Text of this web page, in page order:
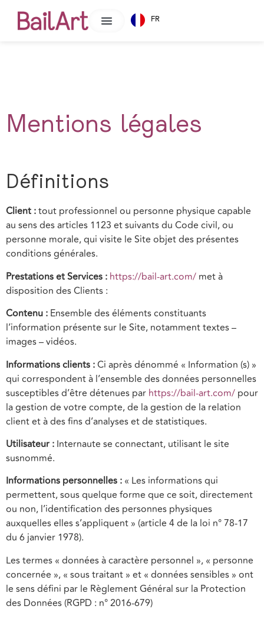
FR
Mentions légales
Définitions
Client :tout professionnel ou personne physique capable
au sens des articles 1123 et suivants du Code civil, ou
personne morale, qui visite le Site objet des présentes
conditions générales.
Prestations et Services : https://bail-art.com/ met à
disposition des Clients :
Contenu : Ensemble des éléments constituants
l’information présente sur le Site, notamment textes –
images – vidéos.
Informations clients :Ci après dénommé « Information (s) »
qui correspondent à l’ensemble des données personnelles
susceptibles d’être détenues par https://bail-art.com/ pour
la gestion de votre compte, de la gestion de la relation
client et à des fins d’analyses et de statistiques.
Utilisateur : Internaute se connectant, utilisant le site
susnommé.
Informations personnelles : « Les informations qui
permettent, sous quelque forme que ce soit, directement
ou non, l’identification des personnes physiques
auxquelles elles s’appliquent » (article 4 de la loi n° 78-17
du 6 janvier 1978).
Les termes « données à caractère personnel », « personne
concernée », « sous traitant » et « données sensibles » ont
le sens défini par le Règlement Général sur la Protection
des Données (RGPD : n° 2016-679)